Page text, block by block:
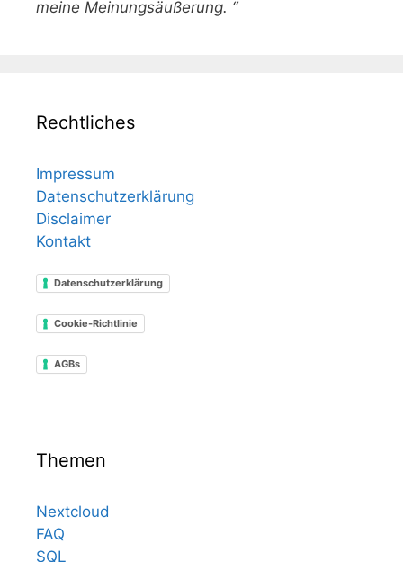
meine Meinungsäußerung. “
Rechtliches
Impressum
Datenschutzerklärung
Disclaimer
Kontakt
Datenschutzerklärung
Cookie-Richtlinie
AGBs
Themen
Nextcloud
FAQ
SQL